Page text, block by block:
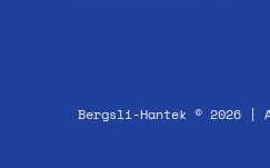
Bergsli-Hantek © 2026